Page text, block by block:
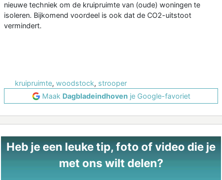
nieuwe techniek om de kruipruimte van (oude) woningen te
isoleren. Bijkomend voordeel is ook dat de CO2-uitstoot
vermindert.
kruipruimte, woodstock, strooper
Maak Dagbladeindhoven je Google-favoriet
Heb je een leuke tip, foto of video die je
met ons wilt delen?